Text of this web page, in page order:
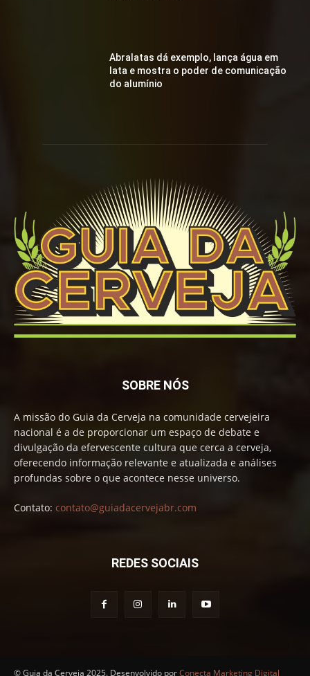
Abralatas dá exemplo, lança água em
lata e mostra o poder de comunicação
do alumínio
SOBRE NÓS
A missão do Guia da Cerveja na comunidade cervejeira
nacional é a de proporcionar um espaço de debate e
divulgação da efervescente cultura que cerca a cerveja,
oferecendo informação relevante e atualizada e análises
profundas sobre o que acontece nesse universo.
Contato: contato@guiadacervejabr.com
REDES SOCIAIS
© Guia da Cerveja 2025. Desenvolvido porConecta Marketing Digital